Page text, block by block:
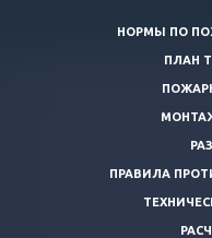
НОРМЫ ПО
ПЛАН
ПРАВИЛА